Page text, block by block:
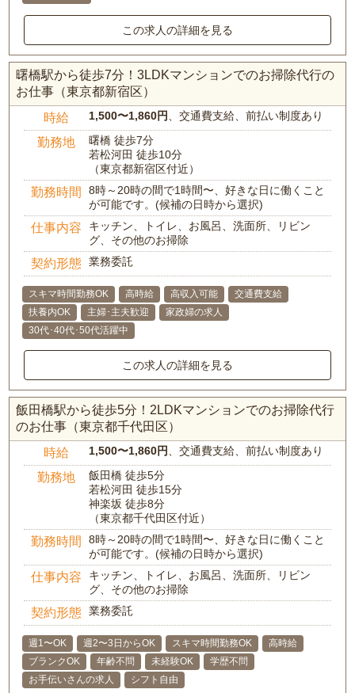
この求人の詳細を見る
曙橋駅から徒歩7分！3LDKマンションでのお掃除代行の
お仕事（東京都新宿区）
時給 1,500〜1,860円、交通費支給、前払い制度あり
勤務地
曙橋 徒歩7分
若松河田 徒歩10分
（東京都新宿区付近）
勤務時間
8時～20時の間で1時間〜、好きな日に働くこと
が可能です。(候補の日時から選択)
仕事内容
キッチン、トイレ、お風呂、洗面所、リビン
グ、その他のお掃除
契約形態 業務委託
スキマ時間勤務OK 高時給 高収入可能
交通費支給
扶養内OK
主婦･主夫歓迎
家政婦の求人
30代･40代･50代活躍中
この求人の詳細を見る
飯田橋駅から徒歩5分！2LDKマンションでのお掃除代行
のお仕事（東京都千代田区）
時給 1,500〜1,860円、交通費支給、前払い制度あり
勤務地
飯田橋 徒歩5分
若松河田 徒歩15分
神楽坂 徒歩8分
（東京都千代田区付近）
勤務時間
8時～20時の間で1時間〜、好きな日に働くこと
が可能です。(候補の日時から選択)
仕事内容
キッチン、トイレ、お風呂、洗面所、リビン
グ、その他のお掃除
契約形態 業務委託
週1〜OK 週2〜3日からOK スキマ時間勤務OK
高時給
ブランクOK
年齢不問 未経験OK
学歴不問
お手伝いさんの求人
シフト自由